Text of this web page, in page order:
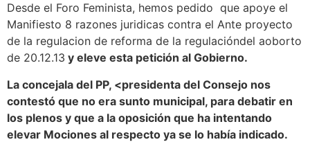
Desde el Foro Feminista, hemos pedido que apoye el
Manifiesto 8 razones juridicas contra el Ante proyecto
de la regulacion de reforma de la regulacióndel aoborto
de 20.12.13 y eleve esta petición al Gobierno.
La concejala del PP, <presidenta del Consejo nos
contestó que no era sunto municipal, para debatir en
los plenos y que a la oposición que ha intentando
elevar Mociones al respecto ya se lo había indicado.